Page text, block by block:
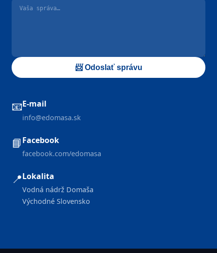
📨 Odoslať správu
📧E-mail
info@edomasa.sk
📘Facebook
facebook.com/edomasa
📍Lokalita
Vodná nádrž Domaša
Východné Slovensko